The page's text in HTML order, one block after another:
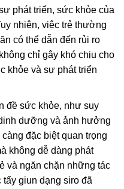
phát triển, sức khỏe của
nhiên, việc trẻ thường
có thể dẫn đến rủi ro
chỉ gây khó chịu cho
khỏe và sự phát triển
đề sức khỏe, như suy
dưỡng và ảnh hưởng
đặc biệt quan trọng
không dễ dàng phát
và ngăn chặn những tác
giun dạng siro đã